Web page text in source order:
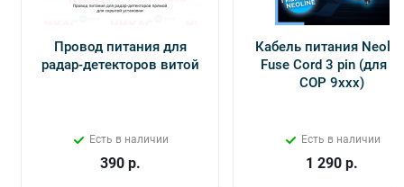
Провод питания для
радар-детекторов витой
Есть в наличии
390р.
Кабель питания
Fuse Cord 3 pin (для Х-
СОР 9ххх)
Есть в наличии
1 290 р.